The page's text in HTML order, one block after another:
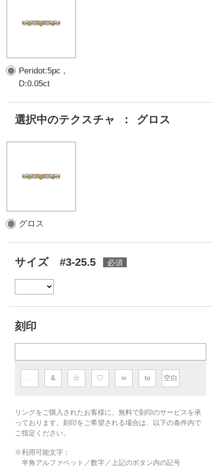
Peridot:5pc ,
D:0.05ct
選択中のテクスチャ ： グロス
グロス
サイズ #3-25.5
刻印
& ☆ ♡ ∞ to 空白
リングをご購入されたお客様に、無料で刻印のサービスを承
っております。 刻印をご希望される場合は、以下の条件内で
ご指定ください。
※利用可能文字：
半角アルファベット／数字／上記のボタン内の記号